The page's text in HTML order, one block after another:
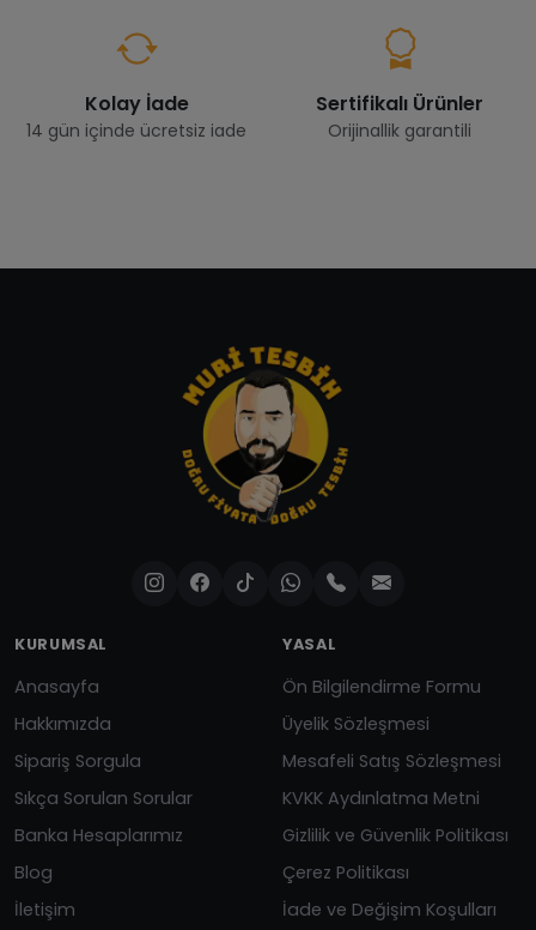
Kolay İade
14 gün içinde ücretsiz iade
Sertifikalı Ürünler
Orijinallik garantili
KURUMSAL
Anasayfa
Hakkımızda
Sipariş Sorgula
Sıkça Sorulan Sorular
Banka Hesaplarımız
Blog
İletişim
YASAL
Ön Bilgilendirme Formu
Üyelik Sözleşmesi
Mesafeli Satış Sözleşmesi
KVKK Aydınlatma Metni
Gizlilik ve Güvenlik Politikası
Çerez Politikası
İade ve Değişim Koşulları